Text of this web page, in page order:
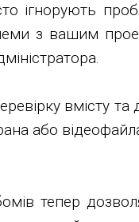
ігнорують
з вашим
вмісту
або
тепер